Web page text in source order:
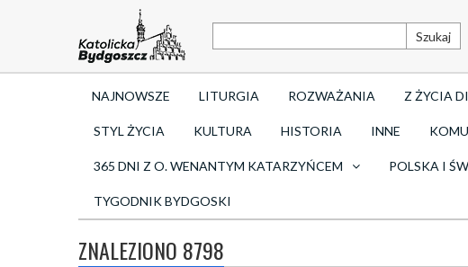
Szukaj
NAJNOWSZE LITURGIA ROZWAŻANIA Z ŻYCIA
STYL ŻYCIA KULTURA HISTORIA INNE
365 DNI Z O. WENANTYM KATARZYŃCEM POLSKA I
TYGODNIK BYDGOSKI
ZNALEZIONO 8798